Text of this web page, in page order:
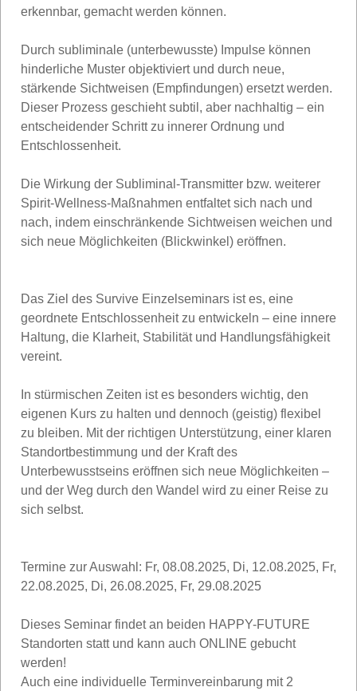
erkennbar, gemacht werden können.
Durch subliminale (unterbewusste) Impulse können
hinderliche Muster objektiviert und durch neue,
stärkende Sichtweisen (Empfindungen) ersetzt werden.
Dieser Prozess geschieht subtil, aber nachhaltig – ein
entscheidender Schritt zu innerer Ordnung und
Entschlossenheit.
Die Wirkung der Subliminal-Transmitter bzw. weiterer
Spirit-Wellness-Maßnahmen entfaltet sich nach und
nach, indem einschränkende Sichtweisen weichen und
sich neue Möglichkeiten (Blickwinkel) eröffnen.
Das Ziel des Survive Einzelseminars ist es, eine
geordnete Entschlossenheit zu entwickeln – eine innere
Haltung, die Klarheit, Stabilität und Handlungsfähigkeit
vereint.
In stürmischen Zeiten ist es besonders wichtig, den
eigenen Kurs zu halten und dennoch (geistig) flexibel
zu bleiben. Mit der richtigen Unterstützung, einer klaren
Standortbestimmung und der Kraft des
Unterbewusstseins eröffnen sich neue Möglichkeiten –
und der Weg durch den Wandel wird zu einer Reise zu
sich selbst.
Termine zur Auswahl: Fr, 08.08.2025, Di, 12.08.2025, Fr,
22.08.2025, Di, 26.08.2025, Fr, 29.08.2025
Dieses Seminar findet an beiden HAPPY-FUTURE
Standorten statt und kann auch ONLINE gebucht
werden!
Auch eine individuelle Terminvereinbarung mit 2